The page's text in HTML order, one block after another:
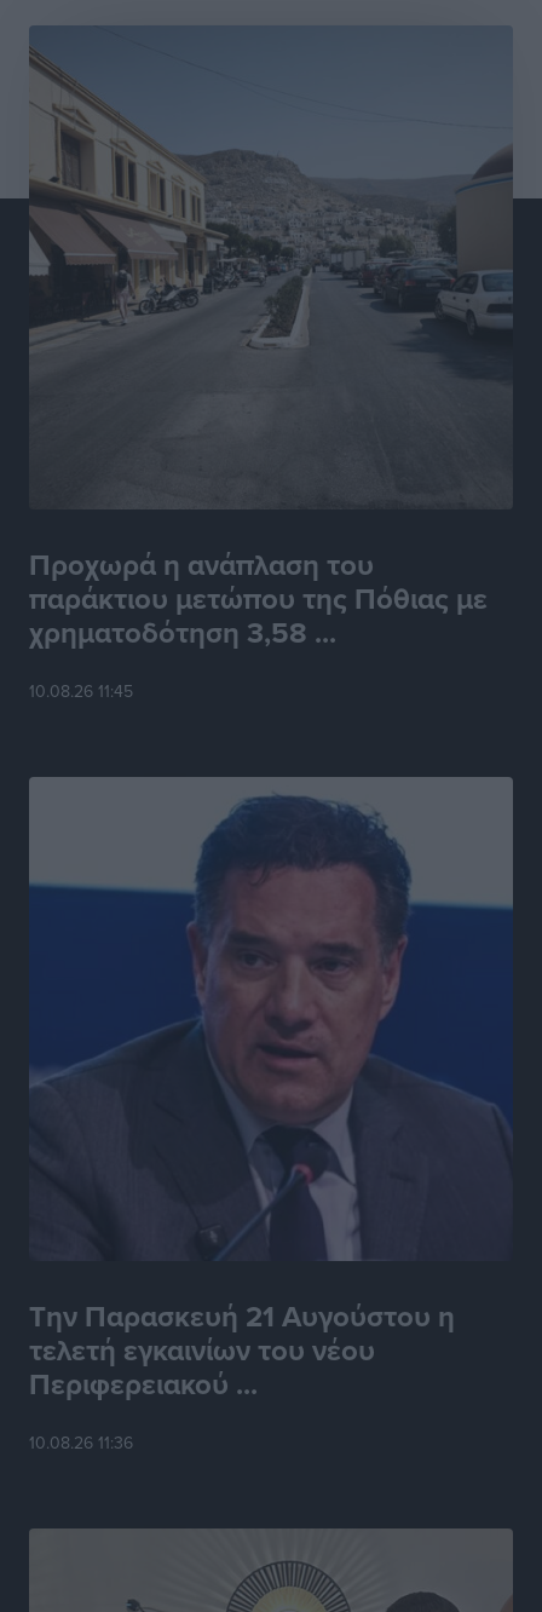
Προχωρά η ανάπλαση του
παράκτιου μετώπου της Πόθιας με
χρηματοδότηση 3,58 ...
10.08.26 11:45
Την Παρασκευή 21 Αυγούστου η
τελετή εγκαινίων του νέου
Περιφερειακού ...
10.08.26 11:36